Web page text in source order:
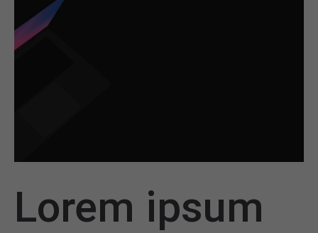
Lorem ipsum